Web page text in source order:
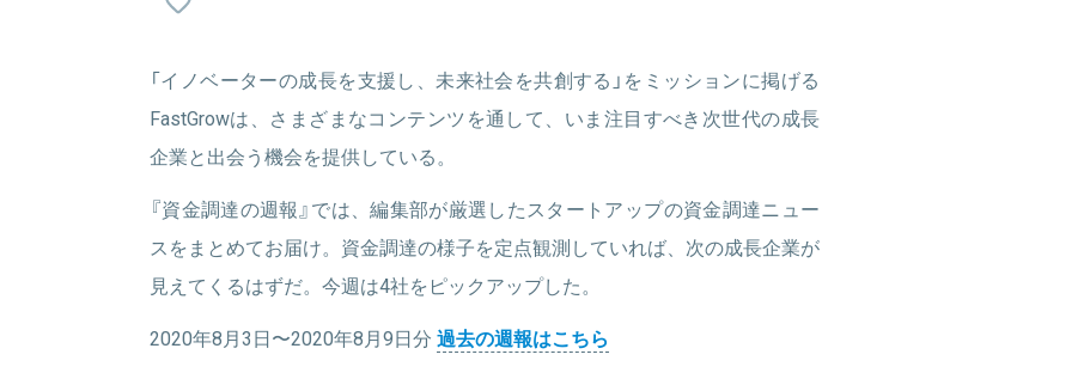
「イノベーターの成長を支援し、未来社会を共創する」をミッションに掲げる
FastGrowは、さまざまなコンテンツを通して、いま注目すべき次世代の成長
企業と出会う機会を提供している。
『資金調達の週報』では、編集部が厳選したスタートアップの資金調達ニュー
スをまとめてお届け。資金調達の様子を定点観測していれば、次の成長企業が
見えてくるはずだ。今週は4社をピックアップした。
2020年8月3日〜2020年8月9日分 過去の週報はこちら